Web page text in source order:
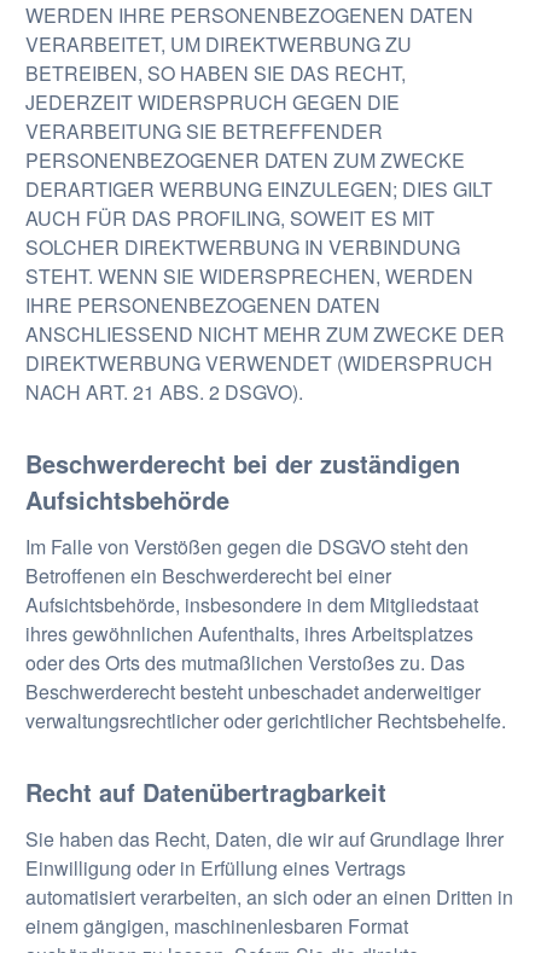
WERDEN IHRE PERSONENBEZOGENEN DATEN
VERARBEITET, UM DIREKTWERBUNG ZU
BETREIBEN, SO HABEN SIE DAS RECHT,
JEDERZEIT WIDERSPRUCH GEGEN DIE
VERARBEITUNG SIE BETREFFENDER
PERSONENBEZOGENER DATEN ZUM ZWECKE
DERARTIGER WERBUNG EINZULEGEN; DIES GILT
AUCH FÜR DAS PROFILING, SOWEIT ES MIT
SOLCHER DIREKTWERBUNG IN VERBINDUNG
STEHT. WENN SIE WIDERSPRECHEN, WERDEN
IHRE PERSONENBEZOGENEN DATEN
ANSCHLIESSEND NICHT MEHR ZUM ZWECKE DER
DIREKTWERBUNG VERWENDET (WIDERSPRUCH
NACH ART. 21 ABS. 2 DSGVO).
Beschwerde­recht bei der zuständigen
Aufsichts­behörde
Im Falle von Verstößen gegen die DSGVO steht den
Betroffenen ein Beschwerderecht bei einer
Aufsichtsbehörde, insbesondere in dem Mitgliedstaat
ihres gewöhnlichen Aufenthalts, ihres Arbeitsplatzes
oder des Orts des mutmaßlichen Verstoßes zu. Das
Beschwerderecht besteht unbeschadet anderweitiger
verwaltungsrechtlicher oder gerichtlicher Rechtsbehelfe.
Recht auf Daten­übertrag­barkeit
Sie haben das Recht, Daten, die wir auf Grundlage Ihrer
Einwilligung oder in Erfüllung eines Vertrags
automatisiert verarbeiten, an sich oder an einen Dritten in
einem gängigen, maschinenlesbaren Format